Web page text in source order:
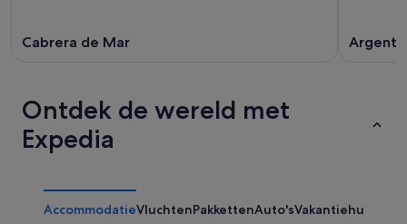
Cabrera de Mar
Ontdek de wereld met
Expedia
AccommodatieVluchtenPakkettenAuto'sVakantiehuizen